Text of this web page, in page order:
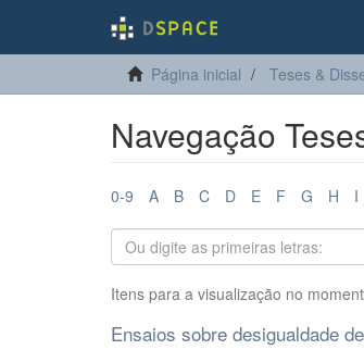
Página inicial Teses &
Navegação
0-9 A B C D E F G H I
Itens para a visualização no
Ensaios sobre desigualdade